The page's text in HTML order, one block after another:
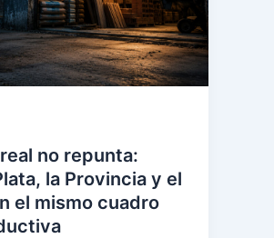
no repunta:
la Provincia y el
el mismo cuadro